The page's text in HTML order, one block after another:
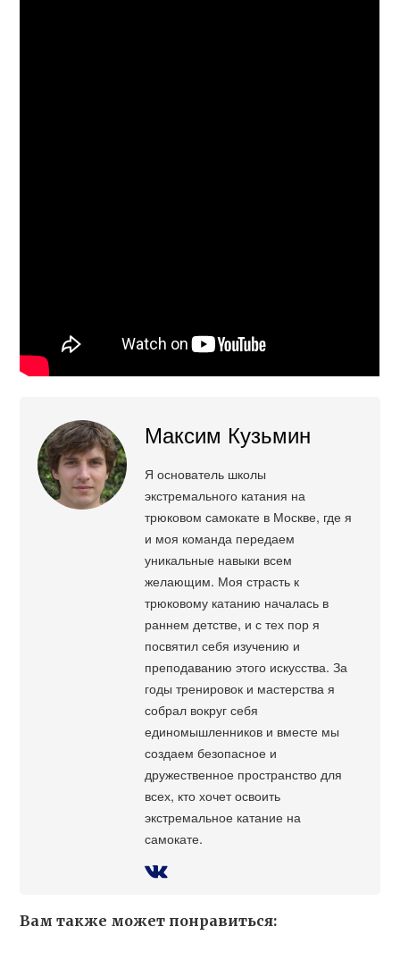
Максим Кузьмин
Я основатель школы
экстремального катания на
трюковом самокате в Москве, где я
и моя команда передаем
уникальные навыки всем
желающим. Моя страсть к
трюковому катанию началась в
раннем детстве, и с тех пор я
посвятил себя изучению и
преподаванию этого искусства. За
годы тренировок и мастерства я
собрал вокруг себя
единомышленников и вместе мы
создаем безопасное и
дружественное пространство для
всех, кто хочет освоить
экстремальное катание на
самокате.
Вам также может понравиться: